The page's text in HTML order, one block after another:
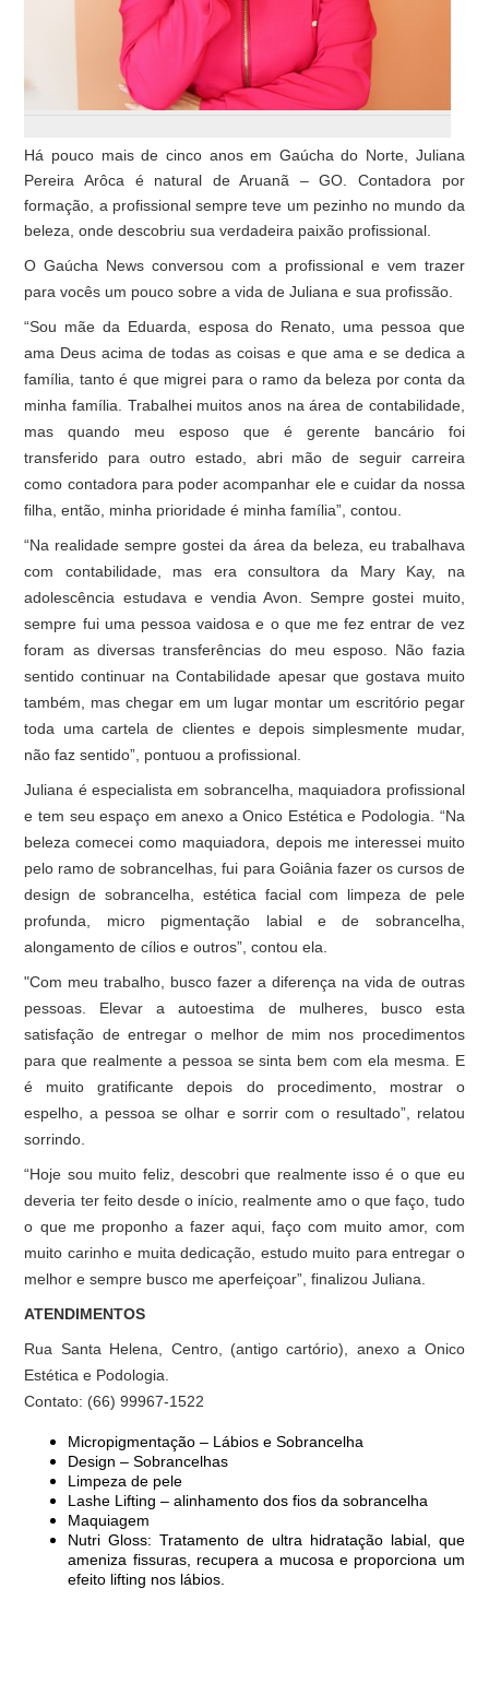
Há pouco mais de cinco anos em Gaúcha do Norte, Juliana
Pereira Arôca é natural de Aruanã – GO. Contadora por
formação, a profissional sempre teve um pezinho no mundo da
beleza, onde descobriu sua verdadeira paixão profissional.
O Gaúcha News conversou com a profissional e vem trazer
para vocês um pouco sobre a vida de Juliana e sua profissão.
“Sou mãe da Eduarda, esposa do Renato, uma pessoa que
ama Deus acima de todas as coisas e que ama e se dedica a
família, tanto é que migrei para o ramo da beleza por conta da
minha família. Trabalhei muitos anos na área de contabilidade,
mas quando meu esposo que é gerente bancário foi
transferido para outro estado, abri mão de seguir carreira
como contadora para poder acompanhar ele e cuidar da nossa
filha, então, minha prioridade é minha família”, contou.
“Na realidade sempre gostei da área da beleza, eu trabalhava
com contabilidade, mas era consultora da Mary Kay, na
adolescência estudava e vendia Avon. Sempre gostei muito,
sempre fui uma pessoa vaidosa e o que me fez entrar de vez
foram as diversas transferências do meu esposo. Não fazia
sentido continuar na Contabilidade apesar que gostava muito
também, mas chegar em um lugar montar um escritório pegar
toda uma cartela de clientes e depois simplesmente mudar,
não faz sentido”, pontuou a profissional.
Juliana é especialista em sobrancelha, maquiadora profissional
e tem seu espaço em anexo a Onico Estética e Podologia. “Na
beleza comecei como maquiadora, depois me interessei muito
pelo ramo de sobrancelhas, fui para Goiânia fazer os cursos de
design de sobrancelha, estética facial com limpeza de pele
profunda, micro pigmentação labial e de sobrancelha,
alongamento de cílios e outros”, contou ela.
"Com meu trabalho, busco fazer a diferença na vida de outras
pessoas. Elevar a autoestima de mulheres, busco esta
satisfação de entregar o melhor de mim nos procedimentos
para que realmente a pessoa se sinta bem com ela mesma. E
é muito gratificante depois do procedimento, mostrar o
espelho, a pessoa se olhar e sorrir com o resultado”, relatou
sorrindo.
“Hoje sou muito feliz, descobri que realmente isso é o que eu
deveria ter feito desde o início, realmente amo o que faço, tudo
o que me proponho a fazer aqui, faço com muito amor, com
muito carinho e muita dedicação, estudo muito para entregar o
melhor e sempre busco me aperfeiçoar”, finalizou Juliana.
ATENDIMENTOS
Rua Santa Helena, Centro, (antigo cartório), anexo a Onico
Estética e Podologia.
Contato: (66) 99967-1522
Micropigmentação – Lábios e Sobrancelha
Design – Sobrancelhas
Limpeza de pele
Lashe Lifting – alinhamento dos fios da sobrancelha
Maquiagem
Nutri Gloss: Tratamento de ultra hidratação labial, que
ameniza fissuras, recupera a mucosa e proporciona um
efeito lifting nos lábios.